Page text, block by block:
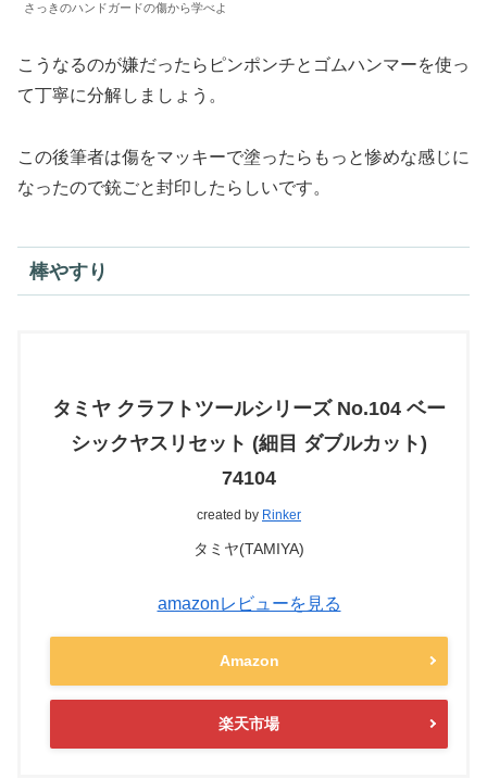
さっきのハンドガードの傷から学べよ
こうなるのが嫌だったらピンポンチとゴムハンマーを使っ
て丁寧に分解しましょう。
この後筆者は傷をマッキーで塗ったらもっと惨めな感じに
なったので銃ごと封印したらしいです。
棒やすり
タミヤ クラフトツールシリーズ No.104 ベー
シックヤスリセット (細目 ダブルカット)
74104
created by Rinker
タミヤ(TAMIYA)
amazonレビューを見る
Amazon
楽天市場